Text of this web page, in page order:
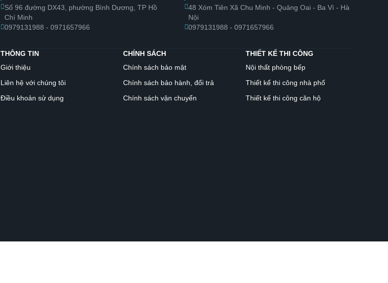
Số 96 đường DX43, phường Bình Dương, TP Hồ
Chí Minh
0979131988 - 0971657966
48 Xóm Tiên Xã Chu Minh - Quảng Oai - Ba Vì - Hà
Nội
0979131988 - 0971657966
THÔNG TIN
Giới thiệu
Liên hệ với chúng tôi
Điều khoản sử dụng
CHÍNH SÁCH
Chính sách bảo mật
Chính sách bảo hành, đổi trả
Chính sách vận chuyển
THIẾT KẾ THI CÔNG
Nội thất phòng bếp
Thiết kế thi công nhà phố
Thiết kế thi công căn hộ